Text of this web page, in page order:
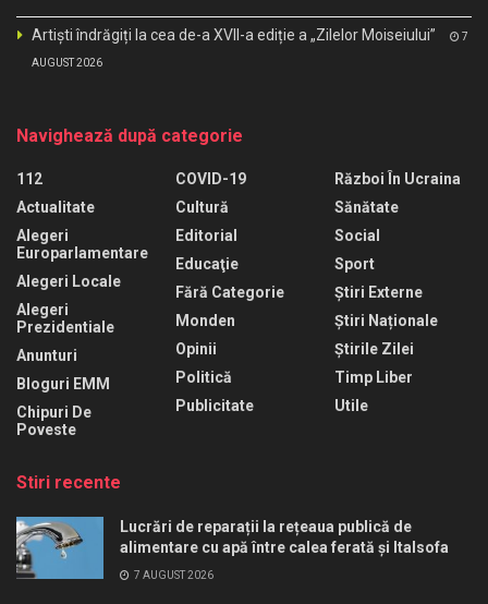
Artiști îndrăgiți la cea de-a XVII-a ediție a „Zilelor Moiseiului” 7
AUGUST 2026
Navighează după categorie
112
Actualitate
Alegeri
Europarlamentare
Alegeri Locale
Alegeri
Prezidentiale
Anunturi
Bloguri EMM
Chipuri De
Poveste
COVID-19
Cultură
Editorial
Educaţie
Fără Categorie
Monden
Opinii
Politică
Publicitate
Război În Ucraina
Sănătate
Social
Sport
Știri Externe
Știri Naționale
Știrile Zilei
Timp Liber
Utile
Stiri recente
Lucrări de reparații la rețeaua publică de
alimentare cu apă între calea ferată și Italsofa
7 AUGUST 2026